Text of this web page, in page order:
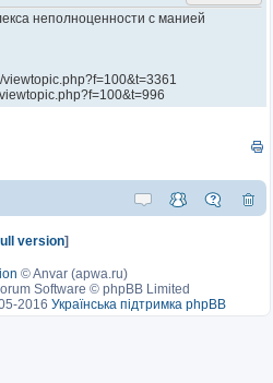
неполноценности с манией
version]
©Anvar (apwa.ru)
Software © phpBB Limited
2016 Українська підтримка phpBB